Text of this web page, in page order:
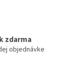
zdarma
objednávke